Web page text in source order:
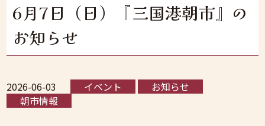
6月7日（日）『三国港朝市』の
お知らせ
2026-06-03 イベント
お知らせ
朝市情報